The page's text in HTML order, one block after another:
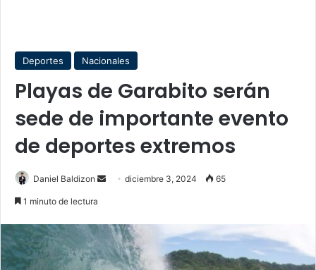
Deportes Nacionales
Playas de Garabito serán
sede de importante evento
de deportes extremos
Daniel Baldizon
Senddiciembre 3, 2024 65
1 minuto de lectura